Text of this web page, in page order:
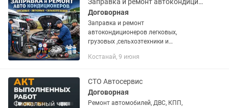
Договорная
Заправка и ремонт
автокондиционеров легковых,
грузовых ,сельхозтехники и
Костанай, 9 июня
СТО Автосервис
Договорная
Ремонт автомобилей, ДВС, КПП,